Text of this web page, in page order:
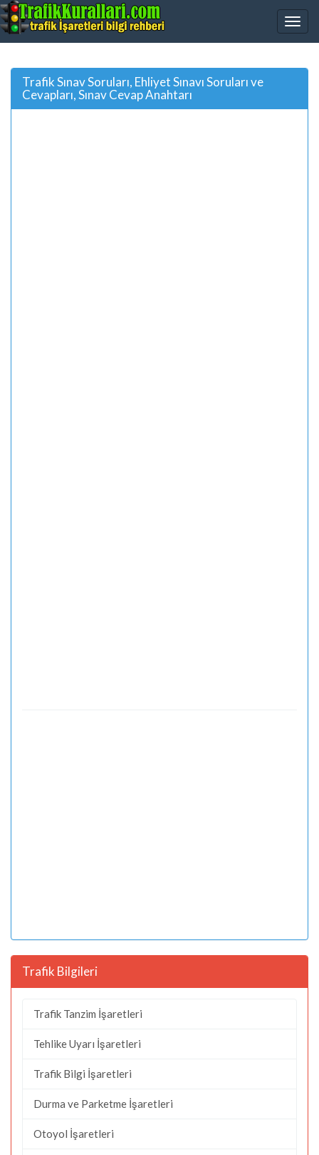
Trafik Sınav Soruları, Ehliyet Sınavı Soruları ve
Cevapları, Sınav Cevap Anahtarı
Trafik Bilgileri
Trafik Tanzim İşaretleri
Tehlike Uyarı İşaretleri
Trafik Bilgi İşaretleri
Durma ve Parketme İşaretleri
Otoyol İşaretleri